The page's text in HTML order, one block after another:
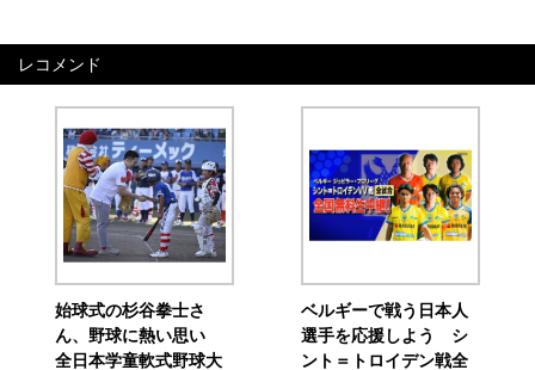
レコメンド
始球式の杉谷拳士さ
ん、野球に熱い思い
全日本学童軟式野球大
ベルギーで戦う日本人
選手を応援しよう シ
ント＝トロイデン戦全